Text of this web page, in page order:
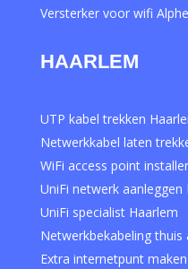
Versterker voor wifi
HAARLEM
UTP kabel trekken
Netwerkkabel laten
WiFi access point
UniFi netwerk aanleggen
UniFi specialist Haarlem
Netwerkbekabeling thuis
Extra internetpunt